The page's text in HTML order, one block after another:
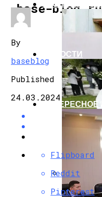
base-blog.ru
ЭКОНОМИКА
G7
НОВОСТИ
ИНТЕРЕСНОЕ
By
baseblog
Published
24.03.2024
Flipboard
Reddit
Pinterest